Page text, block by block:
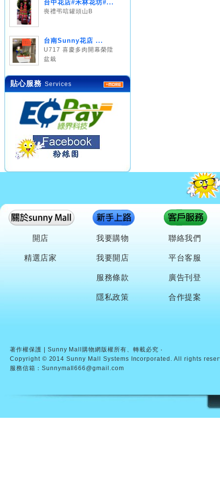
台中花店#禾林花坊#...
喪禮弔唁罐頭山B
台南Sunny花店 ...
U717 喜慶多肉開幕榮陞
盆栽
貼心服務 Services
開店
精選店家
我要購物
我要開店
服務條款
隱私政策
聯絡我們
平台客服
廣告刊登
合作提案
著作權保護 | Sunny Mall購物網版權所有、轉載必究 ‧
Copyright © 2014 Sunny Mall Systems Incorporated. All rights
服務信箱：Sunnymall666@gmail.com